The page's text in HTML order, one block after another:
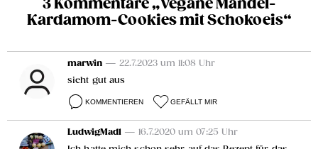
3 Kommentare „Vegane Mandel-
Kardamom-Cookies mit Schokoeis“
marwin — 22.7.2023 um 11:08 Uhr
sieht gut aus
KOMMENTIEREN GEFÄLLT MIR
LudwigMadl — 16.7.2020 um 07:25 Uhr